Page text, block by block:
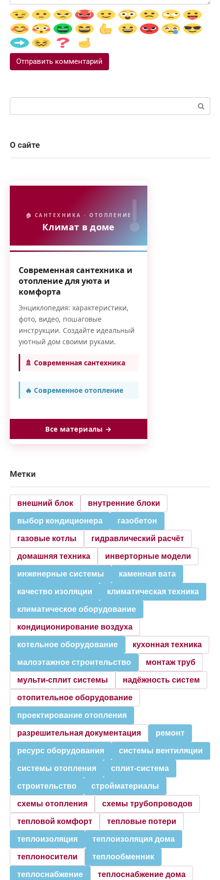
О сайте
🏠 САНТЕХНИКА · ОТОПЛЕНИЕ
Климат в доме
Современная сантехника и
отопление для уюта и
комфорта
Энциклопедия: характеристики,
фото, видео, пошаговые
инструкции. Создайте идеальный
уютный дом своими руками.
🚿 Современная сантехника
🔥 Современное отопление
Все материалы →
Метки
внешний блок внутренние блоки
выбор кондиционера газобетон
газовые котлы гидравлический расчёт
домашняя техника инверторные модели
инженерные системы каменная вата
качество изоляции климатическая техника
климатическое оборудование
кондиционирование воздуха
котельное оборудование кухонная техника
малоэтажное строительство монтаж труб
мульти-сплит системы надёжность систем
отопительное оборудование
проектирование отопления
разрешительная документация ремонт
ресурс оборудования системы вентиляции
системы отопления сплит-система
строительство стройматериалы
схемы отопления схемы трубопроводов
тепловой комфорт тепловые потери
теплоизоляция теплоизоляция дома
теплоносители теплообменник
теплоснабжение теплоснабжение дома